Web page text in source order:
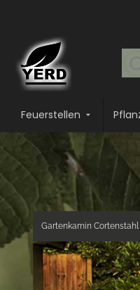
Feuerstellen
Gartenkamin Cortenstahl